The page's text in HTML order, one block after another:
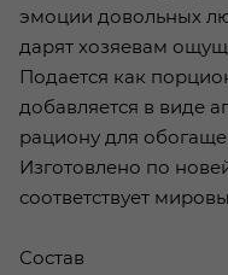
эмоции довольных
дарят хозяевам
Подается как
добавляется в виде
рациону для
Изготовлено по
соответствует
Состав